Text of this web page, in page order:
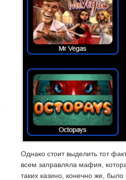
Однако стоит выделить тот
всем заправляла мафия,
таких казино, конечно же,